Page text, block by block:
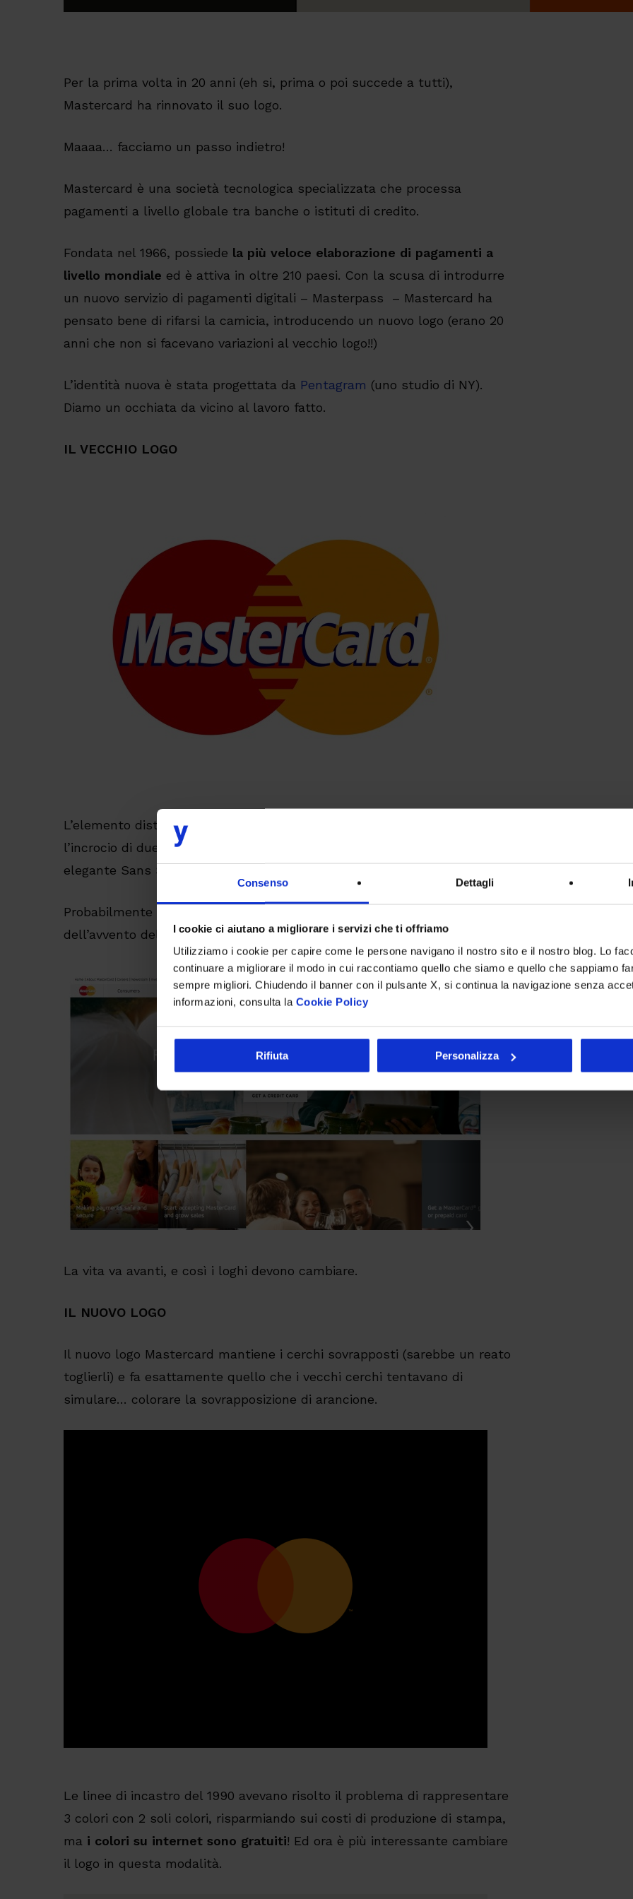
Consenso Dettagli
I cookie ci aiutano a migliorare i servizi che ti offriamo
Utilizziamo i cookie per capire come le persone navigano il nostro sito e il nostro blog. Lo
continuare a migliorare il modo in cui raccontiamo quello che siamo e quello che sappiamo
sempre migliori. Chiudendo il banner con il pulsante X, si continua la navigazione senza
informazioni, consulta la Cookie Policy
Rifiuta Personalizza
Per la prima volta in 20 anni (eh si, prima o poi succede a tutti),
Mastercard ha rinnovato il suo logo.
Maaaa… facciamo un passo indietro!
Mastercard è una società tecnologica specializzata che processa
pagamenti a livello globale tra banche o istituti di credito.
Fondata nel 1966, possiede la più veloce elaborazione di pagamenti a
livello mondiale ed è attiva in oltre 210 paesi. Con la scusa di introdurre
un nuovo servizio di pagamenti digitali – Masterpass – Mastercard ha
pensato bene di rifarsi la camicia, introducendo un nuovo logo (erano 20
anni che non si facevano variazioni al vecchio logo!!)
L’identità nuova è stata progettata da Pentagram (uno studio di NY).
Diamo un occhiata da vicino al lavoro fatto.
IL VECCHIO LOGO
L’elemento distintivo del vecchio logo (tutti ce lo ricordiamo, vero?) è
l’incrocio di due cerchi sovrapposti, bellamente oscurati da un poco
elegante Sans Serif pure condensato, con un’ombretta triste e piatta.
Probabilmente andava molto di moda negli anni novanta, prima
dell’avvento del digitale
La vita va avanti, e così i loghi devono cambiare.
IL NUOVO LOGO
Il nuovo logo Mastercard mantiene i cerchi sovrapposti (sarebbe un reato
toglierli) e fa esattamente quello che i vecchi cerchi tentavano di
simulare… colorare la sovrapposizione di arancione.
Le linee di incastro del 1990 avevano risolto il problema di rappresentare
3 colori con 2 soli colori, risparmiando sui costi di produzione di stampa,
ma i colori su internet sono gratuiti! Ed ora è più interessante cambiare
il logo in questa modalità.